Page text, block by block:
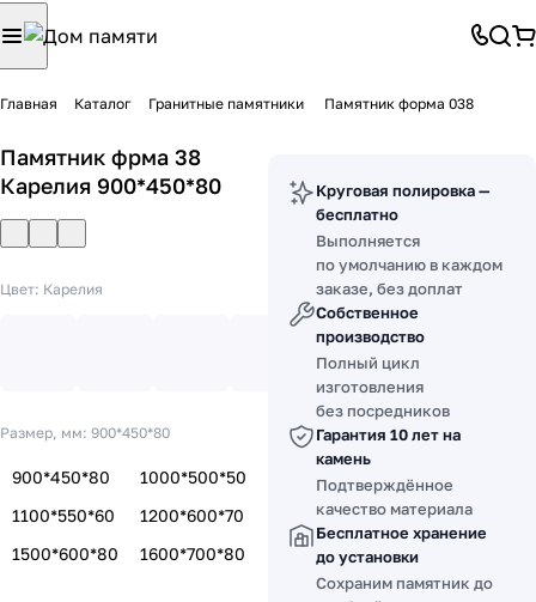
Главная Каталог Гранитные памятники Памятник форма 038
Памятник фрма 38
Карелия 900*450*80
Цвет: Карелия
Размер, мм: 900*450*80
900*450*80
1000*500*50
1100*550*60
1200*600*70
1500*600*80
1600*700*80
Круговая полировка —
бесплатно
Выполняется
по умолчанию в каждом
заказе, без доплат
Собственное
производство
Полный цикл
изготовления
без посредников
Гарантия 10 лет на
камень
Подтверждённое
качество материала
Бесплатное хранение
до установки
Сохраним памятник до